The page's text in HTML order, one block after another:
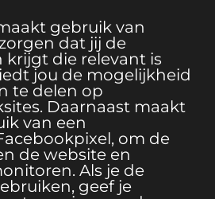
gebruik van
dat jij de
krijgt die relevant is
jou de mogelijkheid
te delen op
Daarnaast maakt
van een
om de
de website en
Als je de
geef je